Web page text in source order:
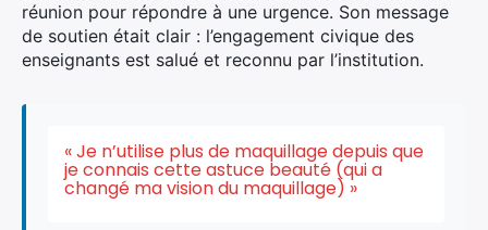
réunion pour répondre à une urgence. Son message
de soutien était clair : l’engagement civique des
enseignants est salué et reconnu par l’institution.
« Je n’utilise plus de maquillage depuis que
je connais cette astuce beauté (qui a
changé ma vision du maquillage) »